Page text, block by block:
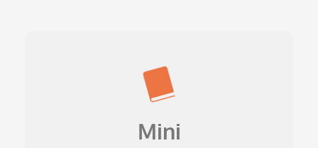
Mini